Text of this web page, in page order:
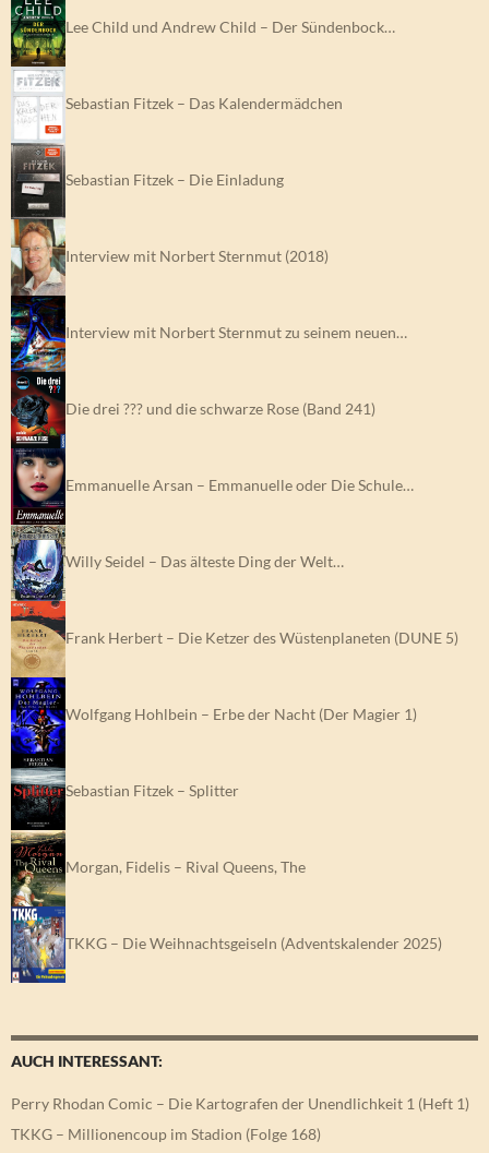
Lee Child und Andrew Child – Der Sündenbock…
Sebastian Fitzek – Das Kalendermädchen
Sebastian Fitzek – Die Einladung
Interview mit Norbert Sternmut (2018)
Interview mit Norbert Sternmut zu seinem neuen…
Die drei ??? und die schwarze Rose (Band 241)
Emmanuelle Arsan – Emmanuelle oder Die Schule…
Willy Seidel – Das älteste Ding der Welt…
Frank Herbert – Die Ketzer des Wüstenplaneten (DUNE 5)
Wolfgang Hohlbein – Erbe der Nacht (Der Magier 1)
Sebastian Fitzek – Splitter
Morgan, Fidelis – Rival Queens, The
TKKG – Die Weihnachtsgeiseln (Adventskalender 2025)
AUCH INTERESSANT:
Perry Rhodan Comic – Die Kartografen der Unendlichkeit 1 (Heft 1)
TKKG – Millionencoup im Stadion (Folge 168)